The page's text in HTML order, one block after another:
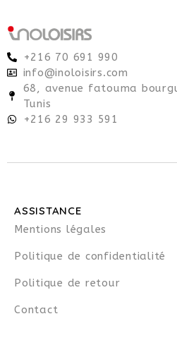
+216 70 691 990
info@inoloisirs.com
68, avenue fatouma
Tunis
+216 29 933 591
ASSISTANCE
Mentions légales
Politique de confidentialité
Politique de retour
Contact